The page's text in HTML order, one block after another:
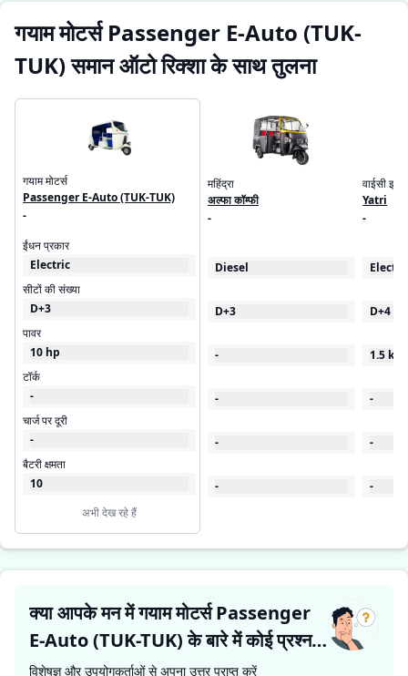
गयाम मोटर्स Passenger E-Auto (TUK-
TUK) समान ऑटो रिक्शा के साथ तुलना
गयाम मोटर्स
Passenger E-Auto (TUK-TUK)
-
ईंधन प्रकार
Electric
सीटों की संख्या
D+3
पावर
10 hp
टॉर्क
-
चार्ज पर दूरी
-
बैटरी क्षमता
10
अभी देख रहे हैं
महिंद्रा
अल्फा कॉम्फी
-
Diesel
D+3
-
-
-
-
वाईसी
Yatri
-
D+4
1.5 kW
-
-
-
क्या आपके मन में गयाम मोटर्स Passenger
E-Auto (TUK-TUK) के बारे में कोई प्रश्न
है?
विशेषज्ञ और उपयोगकर्ताओं से अपना उत्तर प्राप्त करें